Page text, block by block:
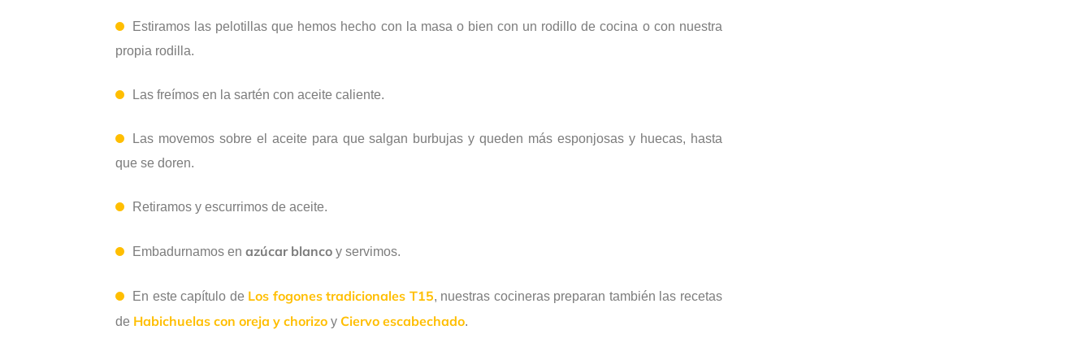
Estiramos las pelotillas que hemos hecho con la masa o bien con un rodillo de cocina o con nuestra
propia rodilla.
Las freímos en la sartén con aceite caliente.
Las movemos sobre el aceite para que salgan burbujas y queden más esponjosas y huecas, hasta
que se doren.
Retiramos y escurrimos de aceite.
Embadurnamos en azúcar blanco y servimos.
En este capítulo de Los fogones tradicionales T15, nuestras cocineras preparan también las recetas
de Habichuelas con oreja y chorizo y Ciervo escabechado.